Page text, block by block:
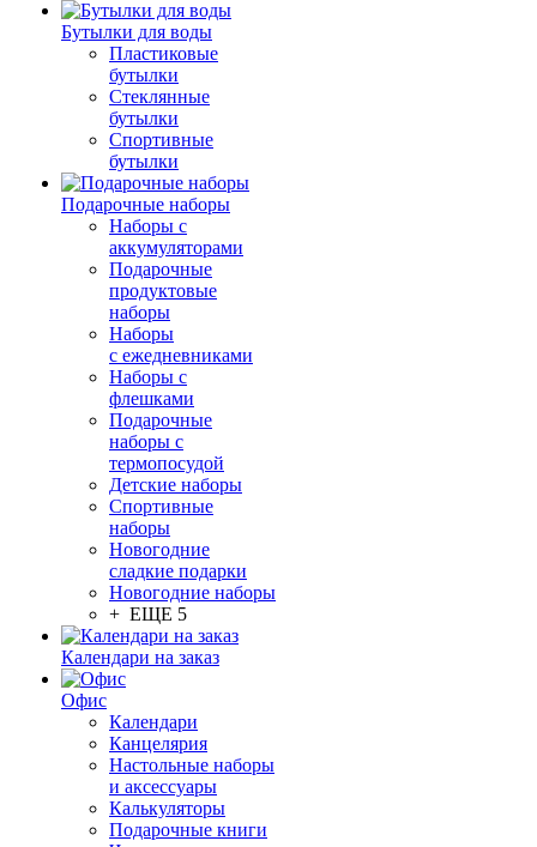
Бутылки для воды
Пластиковые
бутылки
Стеклянные
бутылки
Спортивные
бутылки
Подарочные наборы
Наборы с
аккумуляторами
Подарочные
продуктовые
наборы
Наборы
с ежедневниками
Наборы с
флешками
Подарочные
наборы с
термопосудой
Детские наборы
Спортивные
наборы
Новогодние
сладкие подарки
Новогодние наборы
+ ЕЩЕ 5
Календари на заказ
Офис
Календари
Канцелярия
Настольные наборы
и аксессуары
Калькуляторы
Подарочные книги